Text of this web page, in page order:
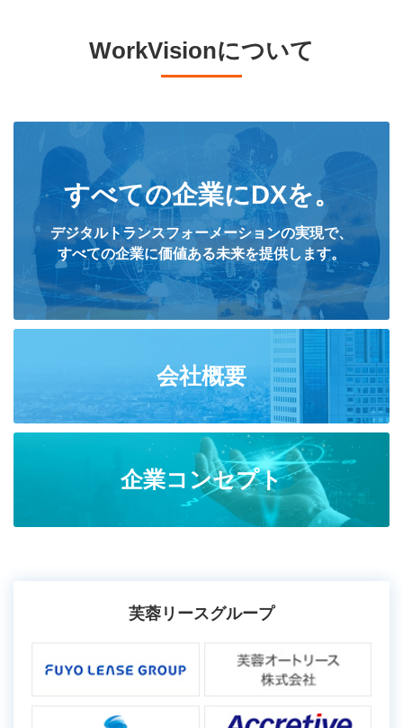
WorkVisionについて
すべての企業にDXを。
デジタルトランスフォーメーションの実現で、
すべての企業に価値ある未来を提供します。
会社概要
企業コンセプト
芙蓉リースグループ